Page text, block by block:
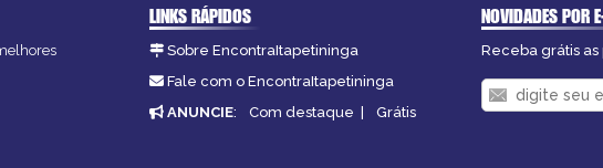
LINKS RÁPIDOS
Sobre EncontraItapetininga
Fale com o EncontraItapetininga
ANUNCIE: Com destaque | Grátis
NOVIDADES POR
Receba grátis